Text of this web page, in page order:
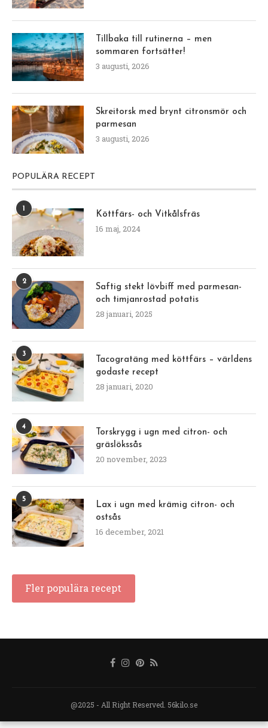
Tillbaka till rutinerna – men
sommaren fortsätter!
3 augusti, 2026
Skreitorsk med brynt citronsmör och
parmesan
3 augusti, 2026
POPULÄRA RECEPT
Köttfärs- och Vitkålsfräs
16 maj, 2024
2
Saftig stekt lövbiff med parmesan-
och timjanrostad potatis
28 januari, 2025
3
Tacogratäng med köttfärs – världens
godaste recept
28 januari, 2020
4
Torskrygg i ugn med citron- och
gräslökssås
20 november, 2023
5
Lax i ugn med krämig citron- och
ostsås
16 december, 2021
Fler populära recept
@2025 - All Right Reserved. 56kilo.se